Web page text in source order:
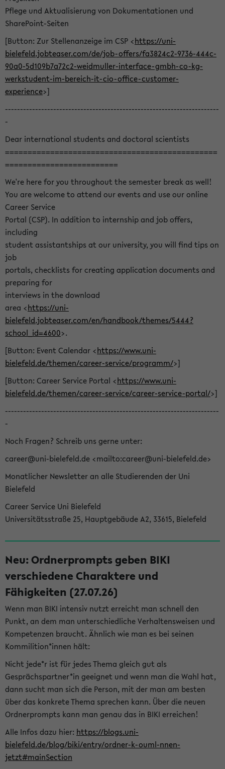
Pflege und Aktualisierung von Dokumentationen und
SharePoint-Seiten
[Button: Zur Stellenanzeige im CSP <https://uni-
bielefeld.jobteaser.com/de/job-offers/fa3824c2-9736-444c-
90a0-5d109b7a72c2-weidmuller-interface-gmbh-co-kg-
werkstudent-im-bereich-it-cio-office-customer-
experience>]
-----------------------------------------------------------------------
-
Dear international students and doctoral scientists
===============================================
=========================
We're here for you throughout the semester break as well!
You are welcome to attend our events and use our online
Career Service
Portal (CSP). In addition to internship and job offers,
including
student assistantships at our university, you will find tips on
job
portals, checklists for creating application documents and
preparing for
interviews in the download
area <https://uni-
bielefeld.jobteaser.com/en/handbook/themes/5444?
school_id=4600>.
[Button: Event Calendar <https://www.uni-
bielefeld.de/themen/career-service/programm/>]
[Button: Career Service Portal <https://www.uni-
bielefeld.de/themen/career-service/career-service-portal/>]
-----------------------------------------------------------------------
-
Noch Fragen? Schreib uns gerne unter:
career@uni-bielefeld.de <mailto:career@uni-bielefeld.de>
Monatlicher Newsletter an alle Studierenden der Uni
Bielefeld
Career Service Uni Bielefeld
Universitätsstraße 25, Hauptgebäude A2, 33615, Bielefeld
Neu: Ordnerprompts geben BIKI
verschiedene Charaktere und
Fähigkeiten (27.07.26)
Wenn man BIKI intensiv nutzt erreicht man schnell den
Punkt, an dem man unterschiedliche Verhaltensweisen und
Kompetenzen braucht. Ähnlich wie man es bei seinen
Kommilition*innen hält:
Nicht jede*r ist für jedes Thema gleich gut als
Gesprächspartner*in geeignet und wenn man die Wahl hat,
dann sucht man sich die Person, mit der man am besten
über das konkrete Thema sprechen kann. Über die neuen
Ordnerprompts kann man genau das in BIKI erreichen!
Alle Infos dazu hier: https://blogs.uni-
bielefeld.de/blog/biki/entry/ordner-k-ouml-nnen-
jetzt#mainSection